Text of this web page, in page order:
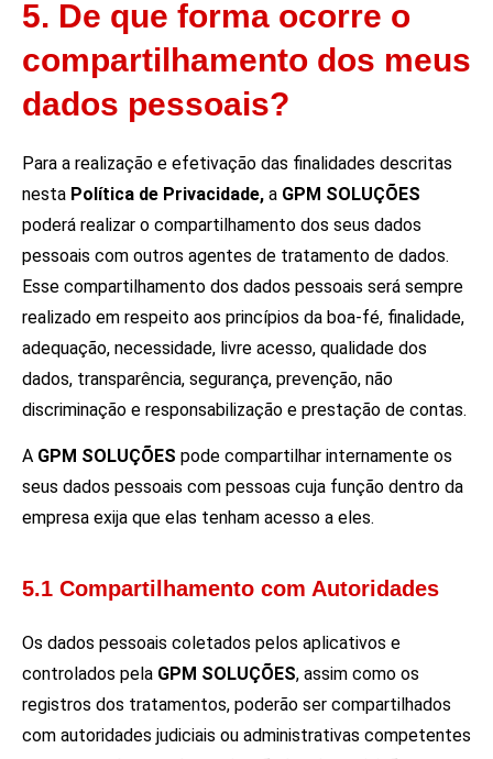
5. De que forma ocorre o
compartilhamento dos meus
dados pessoais?
Para a realização e efetivação das finalidades descritas
nesta Política de Privacidade, a GPM SOLUÇÕES
poderá realizar o compartilhamento dos seus dados
pessoais com outros agentes de tratamento de dados.
Esse compartilhamento dos dados pessoais será sempre
realizado em respeito aos princípios da boa-fé, finalidade,
adequação, necessidade, livre acesso, qualidade dos
dados, transparência, segurança, prevenção, não
discriminação e responsabilização e prestação de contas.
A GPM SOLUÇÕES pode compartilhar internamente os
seus dados pessoais com pessoas cuja função dentro da
empresa exija que elas tenham acesso a eles.
5.1 Compartilhamento com Autoridades
Os dados pessoais coletados pelos aplicativos e
controlados pela GPM SOLUÇÕES, assim como os
registros dos tratamentos, poderão ser compartilhados
com autoridades judiciais ou administrativas competentes